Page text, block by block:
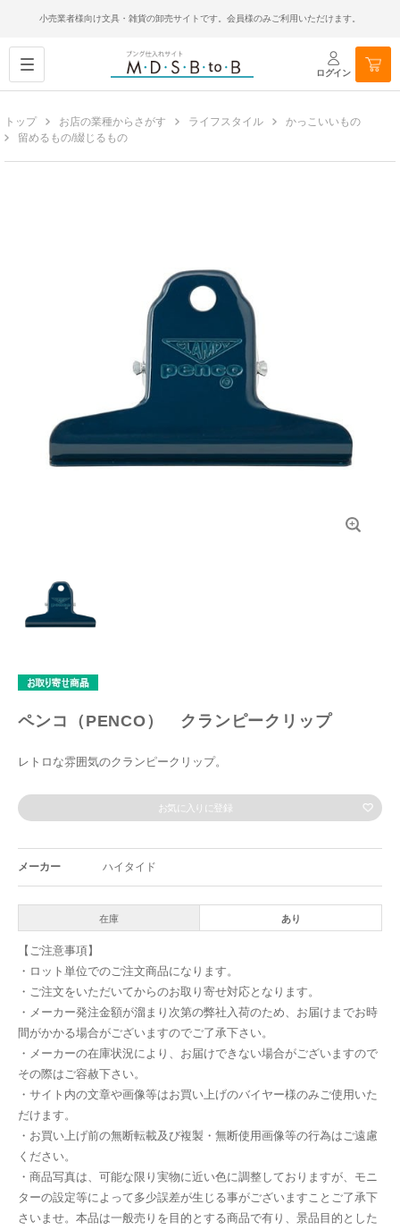
小売業者様向け文具・雑貨の卸売サイトです。会員様のみご利用いただけます。
ログイン
トップ お店の業種からさがす ライフスタイル
かっこいいもの
留めるもの/綴じるもの
ペンコ（PENCO） クランピークリップ
レトロな雰囲気のクランピークリップ。
お気に入りに登録
メーカー ハイタイド
在庫 あり
【ご注意事項】
・ロット単位でのご注文商品になります。
・ご注文をいただいてからのお取り寄せ対応となります。
・メーカー発注金額が溜まり次第の弊社入荷のため、お届けまでお時
間がかかる場合がございますのでご了承下さい。
・メーカーの在庫状況により、お届けできない場合がございますので
その際はご容赦下さい。
・サイト内の文章や画像等はお買い上げのバイヤー様のみご使用いた
だけます。
・お買い上げ前の無断転載及び複製・無断使用画像等の行為はご遠慮
ください。
・商品写真は、可能な限り実物に近い色に調整しておりますが、モニ
ターの設定等によって多少誤差が生じる事がございますことご了承下
さいませ。本品は一般売りを目的とする商品で有り、景品目的とした